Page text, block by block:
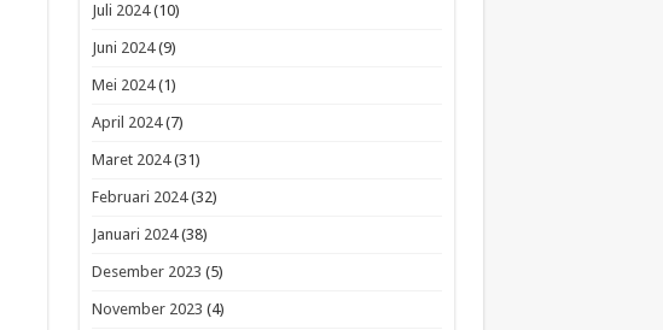
Juli 2024(10)
Juni 2024(9)
Mei 2024(1)
April 2024(7)
Maret 2024(31)
Februari 2024(32)
Januari 2024(38)
Desember 2023 (5)
November 2023 (4)